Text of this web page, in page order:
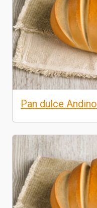
Pan dulce Andino